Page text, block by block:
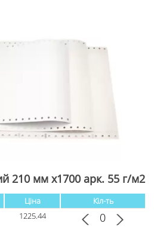
210 мм х1700 арк. 55 г/м2
Ціна
Кіл-ть
1225.44